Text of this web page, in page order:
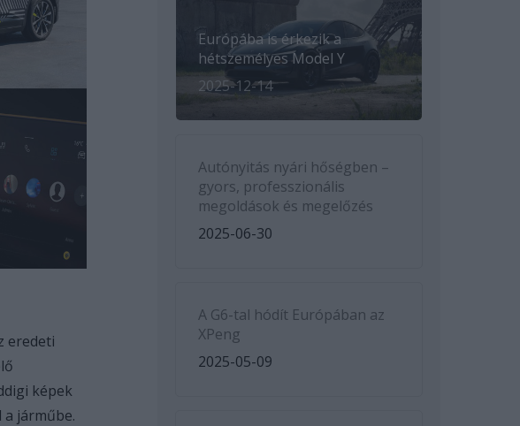
eredeti
képek
járműbe.
Európába is érkezik a
hétszemélyes Model Y
2025-12-14
Autónyitás nyári hőségben –
gyors, professzionális
megoldások és megelőzés
2025-06-30
A G6-tal hódít Európában az
XPeng
2025-05-09